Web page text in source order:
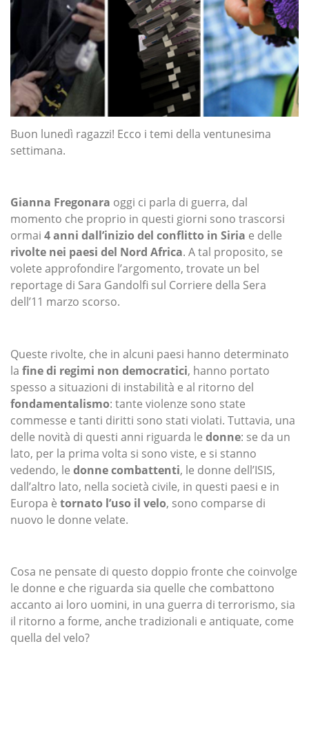
Buon lunedì ragazzi! Ecco i temi della ventunesima
settimana.
Gianna Fregonara oggi ci parla di guerra, dal
momento che proprio in questi giorni sono trascorsi
ormai 4 anni dall’inizio del conflitto in Siria e delle
rivolte nei paesi del Nord Africa. A tal proposito, se
volete approfondire l’argomento, trovate un bel
reportage di Sara Gandolfi sul Corriere della Sera
dell’11 marzo scorso.
Queste rivolte, che in alcuni paesi hanno determinato
la fine di regimi non democratici, hanno portato
spesso a situazioni di instabilità e al ritorno del
fondamentalismo: tante violenze sono state
commesse e tanti diritti sono stati violati. Tuttavia, una
delle novità di questi anni riguarda le donne: se da un
lato, per la prima volta si sono viste, e si stanno
vedendo, le donne combattenti, le donne dell’ISIS,
dall’altro lato, nella società civile, in questi paesi e in
Europa è tornato l’uso il velo, sono comparse di
nuovo le donne velate.
Cosa ne pensate di questo doppio fronte che coinvolge
le donne e che riguarda sia quelle che combattono
accanto ai loro uomini, in una guerra di terrorismo, sia
il ritorno a forme, anche tradizionali e antiquate, come
quella del velo?